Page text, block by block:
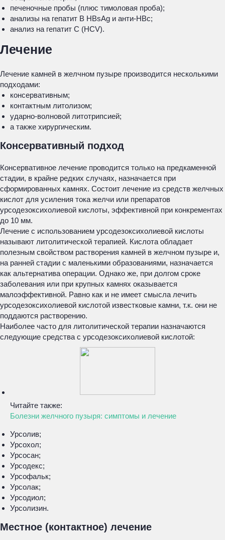
печеночные пробы (плюс тимоловая проба);
анализы на гепатит В HBsAg и анти-НВс;
анализ на гепатит С (HCV).
Лечение
Лечение камней в желчном пузыре производится несколькими
подходами:
консервативным;
контактным литолизом;
ударно-волновой литотрипсией;
а также хирургическим.
Консервативный подход
Консервативное лечение проводится только на предкаменной
стадии, в крайне редких случаях, назначается при
сформированных камнях. Состоит лечение из средств желчных
кислот для усиления тока желчи или препаратов
урсодезоксихолиевой кислоты, эффективной при конкрементах
до 10 мм.
Лечение с использованием урсодезоксихолиевой кислоты
называют литолитической терапией. Кислота обладает
полезным свойством растворения камней в желчном пузыре и,
на ранней стадии с маленькими образованиями, назначается
как альтернатива операции. Однако же, при долгом сроке
заболевания или при крупных камнях оказывается
малоэффективной. Равно как и не имеет смысла лечить
урсодезоксихолиевой кислотой известковые камни, т.к. они не
поддаются растворению.
Наиболее часто для литолитической терапии назначаются
следующие средства с урсодезоксихолиевой кислотой:
Читайте также:
Болезни желчного пузыря: симптомы и лечение
Урсолив;
Урсохол;
Урсосан;
Урсодекс;
Урсофальк;
Урсолак;
Урсодиол;
Урсолизин.
Местное (контактное) лечение